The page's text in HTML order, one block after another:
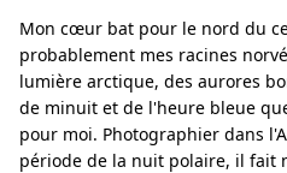
Mon cœur bat pour le nord du
probablement mes racines
lumière arctique, des aurores
de minuit et de l'heure bleue
pour moi. Photographier dans
période de la nuit polaire, il fait